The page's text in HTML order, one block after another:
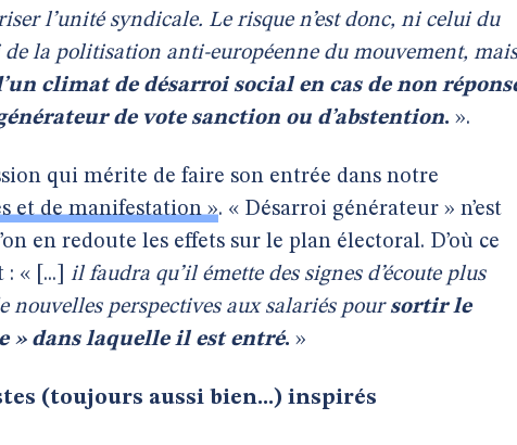
l’unité syndicale. Le risque n’est donc, ni celui du
la politisation anti-européenne du mouvement, mais
climat de désarroi social en cas de non
de vote sanction ou d’abstention. ».
qui mérite de faire son entrée dans notre
et de manifestation ». « Désarroi générateur » n’est
en redoute les effets sur le plan électoral. D’où ce
« [...] il faudra qu’il émette des signes d’écoute plus
nouvelles perspectives aux salariés pour sortir le
» dans laquelle il est entré. »
(toujours aussi bien...) inspirés